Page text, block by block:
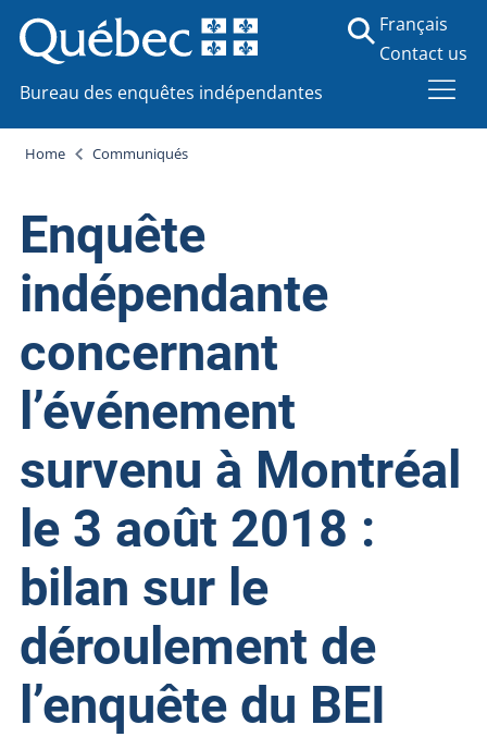
Bureau des enquêtes indépendantes
Français
Contact us
Home Communiqués
Enquête
indépendante
concernant
l’événement
survenu à Montréal
le 3 août 2018 :
bilan sur le
déroulement de
l’enquête du BEI